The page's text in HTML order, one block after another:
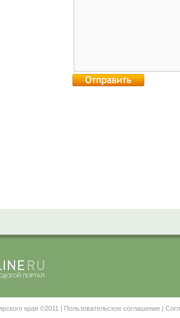
края ©2011 | Пользовательское соглашение |